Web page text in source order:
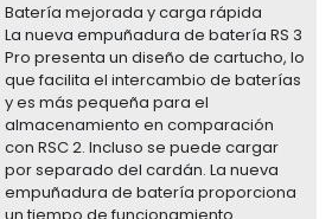
Batería mejorada y carga rápida
La nueva empuñadura de batería RS 3
Pro presenta un diseño de cartucho, lo
que facilita el intercambio de baterías
y es más pequeña para el
almacenamiento en comparación
con RSC 2. Incluso se puede cargar
por separado del cardán. La nueva
empuñadura de batería proporciona